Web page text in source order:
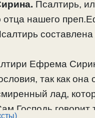
Брянчанинова ».
Псалтирь,
отца нашего
Ефрема
так как она
лад,
Господь говорит